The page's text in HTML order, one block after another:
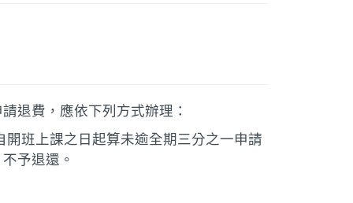
退費，應依下列方式辦理：
班上課之日起算未逾全期三分之一申請
予退還。